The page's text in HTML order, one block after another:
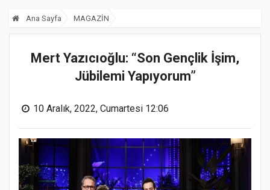
Ana Sayfa MAGAZİN
Mert Yazıcıoğlu: “Son Gençlik İşim,
Jübilemi Yapıyorum”
10 Aralık, 2022, Cumartesi 12:06